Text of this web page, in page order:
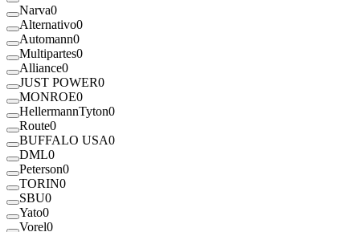
Narva0
Alternativo0
Automann0
Multipartes0
Alliance0
JUST POWER0
MONROE0
HellermannTyton0
Route0
BUFFALO USA0
DML0
Peterson0
TORIN0
SBU0
Yato0
Vorel0